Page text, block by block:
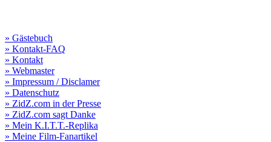
» Gästebuch
» Kontakt-FAQ
» Kontakt
» Webmaster
» Impressum / Disclamer
» Datenschutz
» ZidZ.com in der Presse
» ZidZ.com sagt Danke
» Mein K.I.T.T.-Replika
» Meine Film-Fanartikel